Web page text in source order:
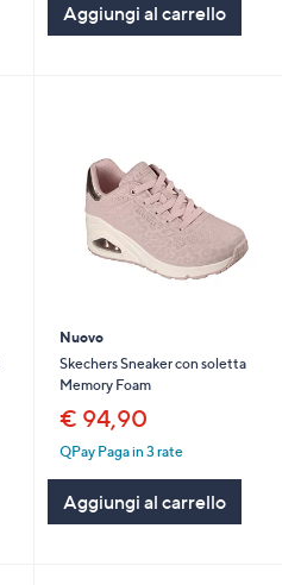
Aggiungi al carrello
Nuovo
Skechers Sneaker con soletta
Memory Foam
€ 94,90
QPay Paga in 3 rate
Aggiungi al carrello